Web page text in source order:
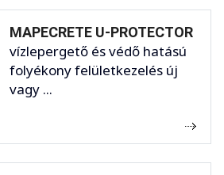
MAPECRETE U-PROTECTOR
vízlepergető és védő hatású
folyékony felületkezelés új
vagy ...